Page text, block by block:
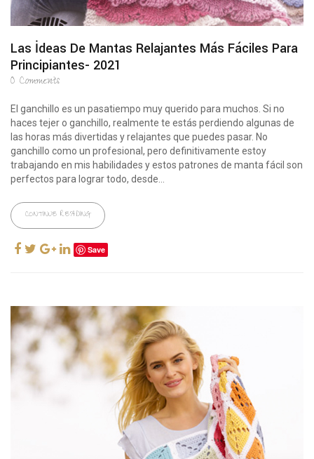
Las İdeas De Mantas Relajantes Más Fáciles Para
Principiantes- 2021
0 Comments
El ganchillo es un pasatiempo muy querido para muchos. Si no
haces tejer o ganchillo, realmente te estás perdiendo algunas de
las horas más divertidas y relajantes que puedes pasar. No
ganchillo como un profesional, pero definitivamente estoy
trabajando en mis habilidades y estos patrones de manta fácil son
perfectos para lograr todo, desde...
CONTINUE READING
Save